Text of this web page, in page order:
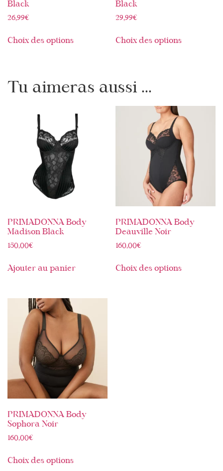
Black
26,99€
Choix des options
Black
29,99€
Choix des options
Tu aimeras aussi ...
PRIMADONNA Body
Madison Black
150,00€
Ajouter au panier
PRIMADONNA Body
Deauville Noir
160,00€
Choix des options
PRIMADONNA Body
Sophora Noir
160,00€
Choix des options